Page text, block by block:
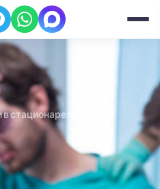
стационаре в Нижнем